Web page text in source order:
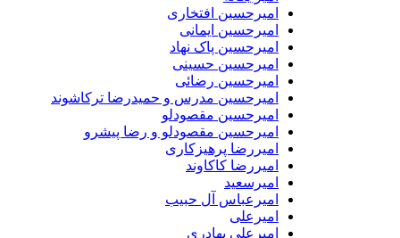
امیرحسین افتخاری
امیرحسین ایمانی
امیرحسین پاک نهاد
امیرحسین حسینی
امیرحسین رضائی
امیرحسین مدرس و حمیدرضا ترکاشوند
امیرحسین مقصودلو
امیرحسین مقصودلو و رضا پیشرو
امیررضا پرهیزکاری
امیررضا کاکاوند
امیرسعید
امیرعباس آل حبیب
امیرعلی
امیرعلی بهادری